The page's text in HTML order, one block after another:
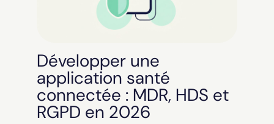
Développer une
application santé
connectée : MDR, HDS et
RGPD en 2026